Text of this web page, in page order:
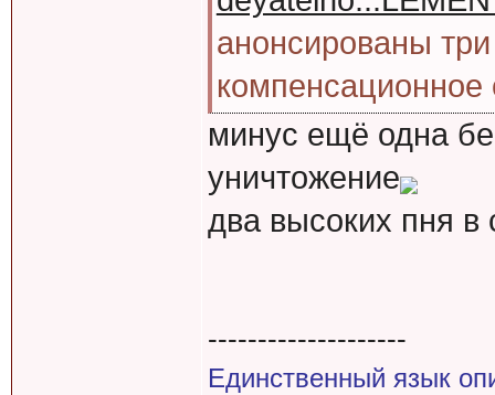
анонсированы
компенсационное
минус ещё одна
уничтожение
два высоких пня в
--------------------
Единственный язык